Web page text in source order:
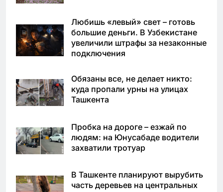
Любишь «левый» свет – готовь
большие деньги. В Узбекистане
увеличили штрафы за незаконные
подключения
Обязаны все, не делает никто:
куда пропали урны на улицах
Ташкента
Пробка на дороге – езжай по
людям: на Юнусабаде водители
захватили тротуар
В Ташкенте планируют вырубить
часть деревьев на центральных